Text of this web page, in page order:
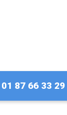
01 87 66 33 29